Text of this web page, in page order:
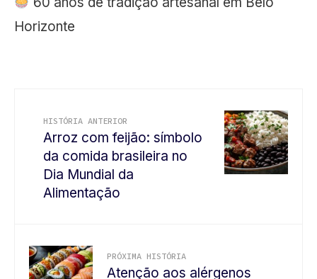
Horizonte
HISTÓRIA ANTERIOR
Arroz com feijão: símbolo
da comida brasileira no
Dia Mundial da
Alimentação
PRÓXIMA HISTÓRIA
Atenção aos alérgenos